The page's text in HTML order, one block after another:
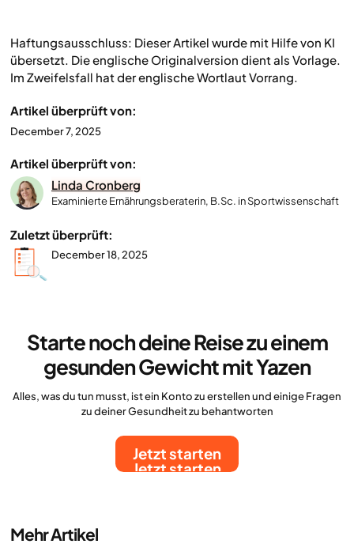
Haftungsausschluss: Dieser Artikel wurde mit Hilfe von KI
übersetzt. Die englische Originalversion dient als Vorlage.
Im Zweifelsfall hat der englische Wortlaut Vorrang.
Artikel überprüft von:
December 7, 2025
Artikel überprüft von:
Linda Cronberg
Examinierte Ernährungsberaterin, B.Sc. in Sportwissenschaft
Zuletzt überprüft:
December 18, 2025
Starte noch deine Reise zu einem
gesunden Gewicht mit Yazen
Alles, was du tun musst, ist ein Konto zu erstellen und einige Fragen
zu deiner Gesundheit zu behantworten
Jetzt starten
Jetzt starten
Mehr Artikel